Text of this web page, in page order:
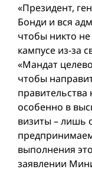
«Президент,
Бонди и вся
чтобы никто
кампусе из-за
«Мандат
чтобы
особенно в
визиты – лишь
выполнения
заявлении